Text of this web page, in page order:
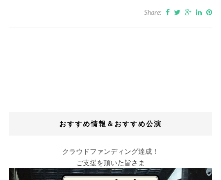
Share:
おすすめ情報＆おすすめ公演
クラウドファンディング達成！
ご支援を頂いた皆さま